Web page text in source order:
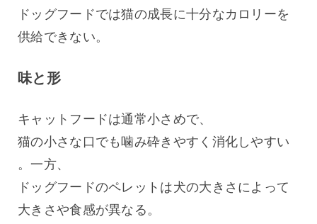
ドッグフードでは猫の成長に十分なカロリーを
供給できない。
味と形
キャットフードは通常小さめで、
猫の小さな口でも噛み砕きやすく消化しやすい
。一方、
ドッグフードのペレットは犬の大きさによって
大きさや食感が異なる。